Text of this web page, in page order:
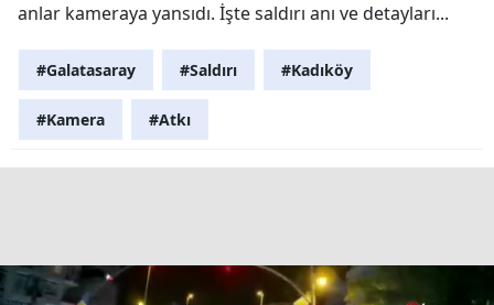
anlar kameraya yansıdı. İşte saldırı anı ve detayları...
#Galatasaray #Saldırı #Kadıköy
#Kamera #Atkı